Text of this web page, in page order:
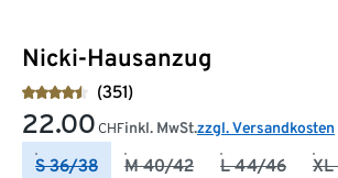
Nicki-Hausanzug
(351)
22.00 CHFinkl. MwSt.zzgl. Versandkosten
S 36/38 M 40/42 L 44/46